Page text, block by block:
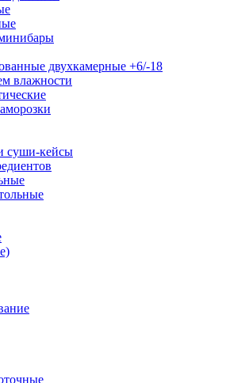
двухкамерные +6/-18
влажности
суши-кейсы